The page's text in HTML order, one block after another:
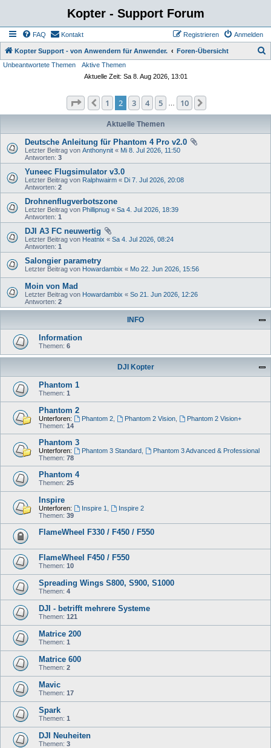
Kopter - Support Forum
FAQ Kontakt Anmelden
Registrieren
Kopter Support - von Anwendern für Anwender. Foren-Übersicht
Unbeantwortete Themen
Aktive Themen
Aktuelle Zeit: Sa 8. Aug 2026, 13:01
Seite von
Vorherige
1 2 3 4 5 10
Aktuelle Themen
Deutsche Anleitung für Phantom 4 Pro v2.0
Letzter Beitrag von Anthonynit « Mi 8. Jul 2026, 11:50
Antworten: 3
Yuneec Flugsimulator v3.0
Letzter Beitrag von Ralphwairm « Di 7. Jul 2026, 20:08
Antworten: 2
Drohnenflugverbotszone
Letzter Beitrag von Phillipnug « Sa 4. Jul 2026, 18:39
Antworten: 1
DJI A3 FC neuwertig
Letzter Beitrag von Heatnix « Sa 4. Jul 2026, 08:24
Antworten: 1
Salongier parametry
Letzter Beitrag von Howardambix « Mo 22. Jun 2026, 15:56
Moin von Mad
Letzter Beitrag von Howardambix « So 21. Jun 2026, 12:26
Antworten: 2
INFO
Information
Themen: 6
DJI Kopter
Phantom 1
Themen: 1
Phantom 2
Unterforen: Phantom 2, Phantom 2 Vision,
Phantom 2 Vision+
Themen: 14
Phantom 3
Unterforen: Phantom 3 Standard,
Phantom 3 Advanced & Professional
Themen: 78
Phantom 4
Themen: 25
Inspire
Unterforen: Inspire 1
Inspire 2
Themen: 39
FlameWheel F330 / F450 / F550
FlameWheel F450 / F550
Themen: 10
Spreading Wings S800, S900, S1000
Themen: 4
DJI - betrifft mehrere Systeme
Themen: 121
Matrice 200
Themen: 1
Matrice 600
Themen: 2
Mavic
Themen: 17
Spark
Themen: 1
DJI Neuheiten
Themen: 3